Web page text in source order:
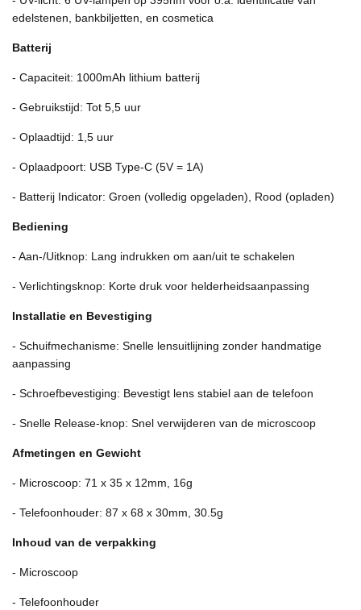
edelstenen, bankbiljetten, en cosmetica
Batterij
- Capaciteit: 1000mAh lithium batterij
- Gebruikstijd: Tot 5,5 uur
- Oplaadtijd: 1,5 uur
- Oplaadpoort: USB Type-C (5V = 1A)
- Batterij Indicator: Groen (volledig opgeladen), Rood (opladen)
Bediening
- Aan-/Uitknop: Lang indrukken om aan/uit te schakelen
- Verlichtingsknop: Korte druk voor helderheidsaanpassing
Installatie en Bevestiging
- Schuifmechanisme: Snelle lensuitlijning zonder handmatige
aanpassing
- Schroefbevestiging: Bevestigt lens stabiel aan de telefoon
- Snelle Release-knop: Snel verwijderen van de microscoop
Afmetingen en Gewicht
- Microscoop: 71 x 35 x 12mm, 16g
- Telefoonhouder: 87 x 68 x 30mm, 30.5g
Inhoud van de verpakking
- Microscoop
- Telefoonhouder